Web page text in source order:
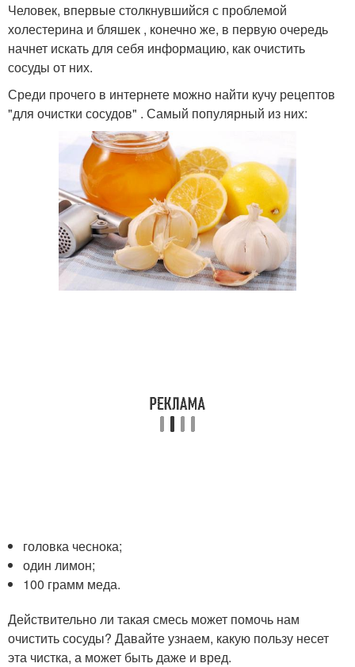
Человек, впервые столкнувшийся с проблемой
холестерина и бляшек , конечно же, в первую очередь
начнет искать для себя информацию, как очистить
сосуды от них.
Среди прочего в интернете можно найти кучу рецептов
"для очистки сосудов" . Самый популярный из них:
головка чеснока;
один лимон;
100 грамм меда.
Действительно ли такая смесь может помочь нам
очистить сосуды? Давайте узнаем, какую пользу несет
эта чистка, а может быть даже и вред.